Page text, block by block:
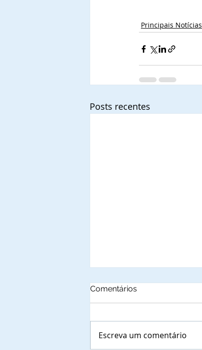
Principais Notícias
Posts recentes
Comentários
Escreva um comentário